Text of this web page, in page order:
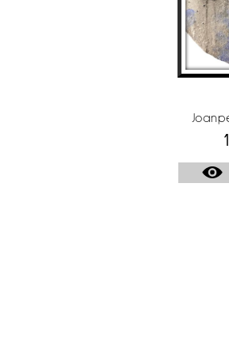
Joanpere Massana porta
1992, aquí us deixem una
seves exposicions dels últims
Institut d’Estudis Ilerdencs. Lleida.
Das Buch der Blumen ( El